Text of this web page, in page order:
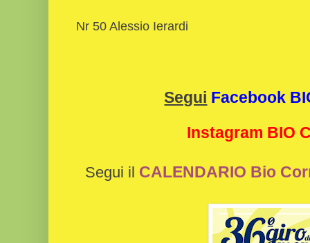
Nr 50 Alessio Ierardi
Segui Facebook
Instagram BIO
Segui il CALENDARIO Bio